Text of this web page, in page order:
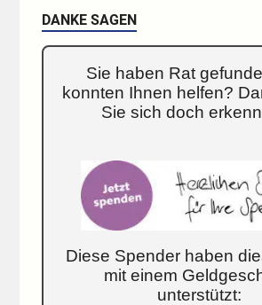
DANKE SAGEN
Sie haben Rat
konnten Ihnen helfen?
Sie sich doch
Diese Spender haben
mit einem
unterstützt: